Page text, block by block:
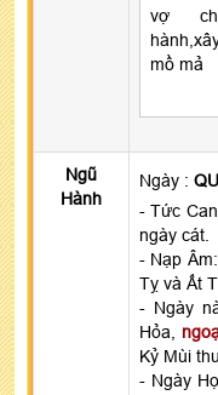
vợ
mồ mả
Ngũ
Hành
Ngày :
- Tức
ngày cát.
- Nạp
Tỵ và Ất
- Ngày
Hỏa,
Kỷ Mùi
- Ngày